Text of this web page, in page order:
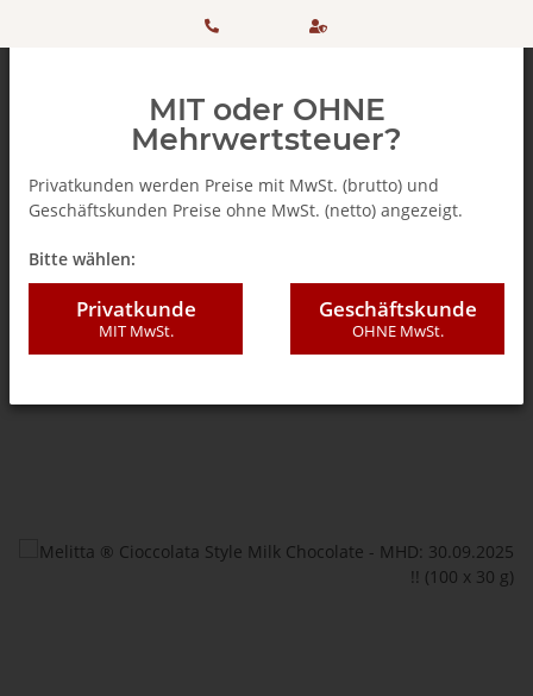
+ 49
506 98
einkaufen
SSL
MIT oder OHNE
Mehrwertsteuer?
Privatkunden werden Preise mit MwSt. (brutto) und
Geschäftskunden Preise ohne MwSt. (netto) angezeigt.
Bitte wählen:
Privatkunde
MIT MwSt.
Geschäftskunde
OHNE MwSt.